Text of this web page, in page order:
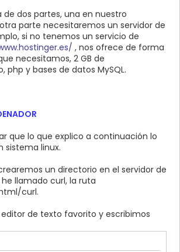
de dos partes, una en nuestro
parte necesitaremos un servidor de
si no tenemos un servicio de
, nos ofrece de forma
necesitamos, 2 GB de
php y bases de datos MySQL.
que lo que explico a continuación lo
sistema linux.
un directorio en el servidor de
llamado curl, la ruta
curl.
de texto favorito y escribimos